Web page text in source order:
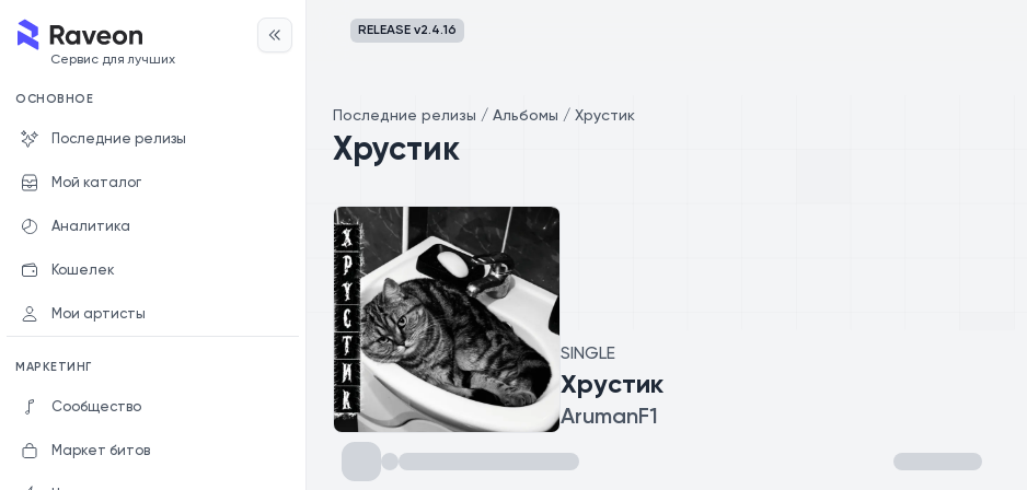
Сервис для лучших
ОСНОВНОЕ
Последние релизы
Мой каталог
Аналитика
Кошелек
Мои артисты
МАРКЕТИНГ
Сообщество
Маркет битов
RELEASE v2.4.16
Последние релизы / Альбомы / Хрустик
Хрустик
SINGLE
Хрустик
ArumanF1